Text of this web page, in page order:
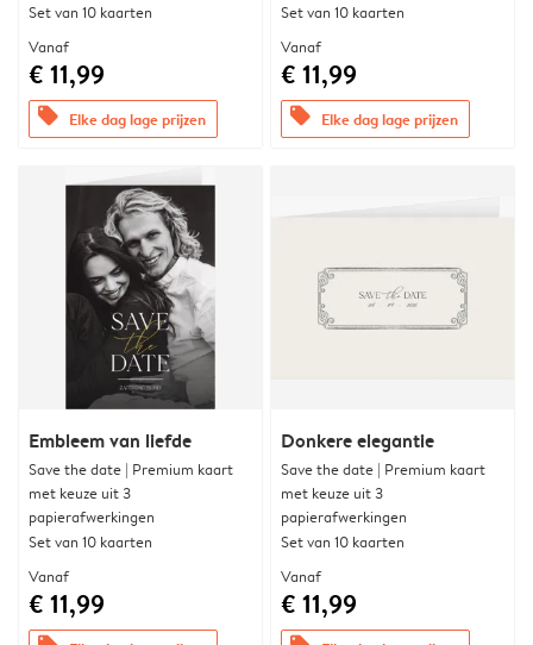
Set van 10 kaarten
Vanaf
€ 11,99
offers Elke dag lage prijzen
Set van 10 kaarten
Vanaf
€ 11,99
offers Elke dag lage prijzen
Embleem van liefde
Save the date | Premium kaart
met keuze uit 3
papierafwerkingen
Set van 10 kaarten
Vanaf
€ 11,99
Donkere elegantie
Save the date | Premium kaart
met keuze uit 3
papierafwerkingen
Set van 10 kaarten
Vanaf
€ 11,99